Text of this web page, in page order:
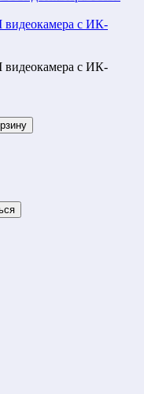
с ИК-
с ИК-